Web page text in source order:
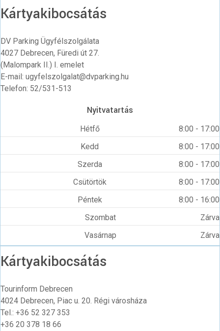
Kártyakibocsátás
DV Parking Ügyfélszolgálata
4027 Debrecen, Füredi út 27.
(Malompark II.) I. emelet
E-mail: ugyfelszolgalat@dvparking.hu
Telefon: 52/531-513
Nyitvatartás
Hétfő
8:00 - 17:00
Kedd
8:00 - 17:00
Szerda
8:00 - 17:00
Csütörtök
8:00 - 17:00
Péntek
8:00 - 16:00
Szombat
Zárva
Vasárnap
Zárva
Kártyakibocsátás
Tourinform Debrecen
4024 Debrecen, Piac u. 20. Régi városháza
Tel.: +36 52 327 353
+36 20 378 18 66